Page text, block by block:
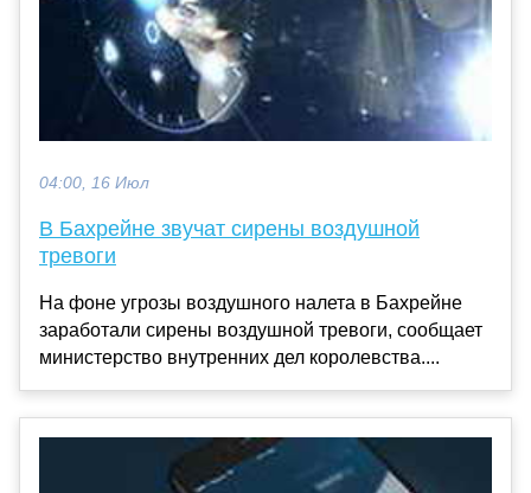
04:00, 16 Июл
В Бахрейне звучат сирены воздушной
тревоги
На фоне угрозы воздушного налета в Бахрейне
заработали сирены воздушной тревоги, сообщает
министерство внутренних дел королевства....